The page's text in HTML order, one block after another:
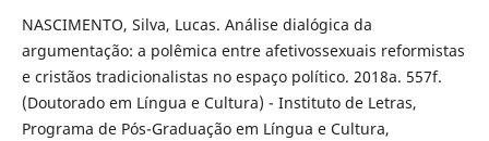
NASCIMENTO, Silva, Lucas. Análise dialógica da
argumentação: a polêmica entre afetivossexuais reformistas
e cristãos tradicionalistas no espaço político. 2018a. 557f.
(Doutorado em Língua e Cultura) - Instituto de Letras,
Programa de Pós-Graduação em Língua e Cultura,